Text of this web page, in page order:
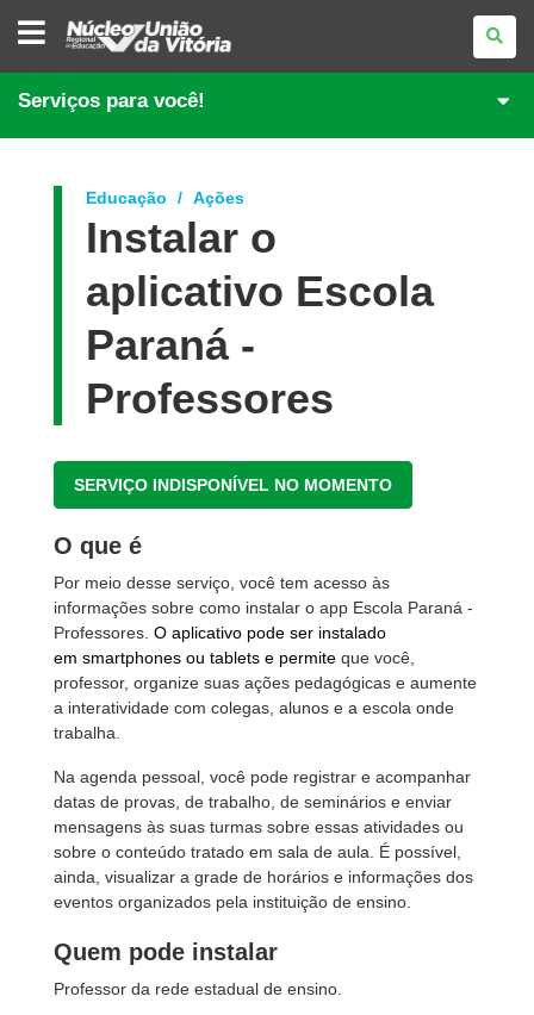
NÚCLEO
REGIONAL
EDUCAÇÃO
DE
UNIÃO
VITÓRIA
Serviços para você!
Educação Ações
Instalar o
aplicativo Escola
Paraná -
Professores
SERVIÇO INDISPONÍVEL NO MOMENTO
O que é
Por meio desse serviço, você tem acesso às
informações sobre como instalar o app Escola Paraná -
Professores. O aplicativo pode ser instalado
em smartphones ou tablets e permite que você,
professor, organize suas ações pedagógicas e aumente
a interatividade com colegas, alunos e a escola onde
trabalha.
Na agenda pessoal, você pode registrar e acompanhar
datas de provas, de trabalho, de seminários e enviar
mensagens às suas turmas sobre essas atividades ou
sobre o conteúdo tratado em sala de aula. É possível,
ainda, visualizar a grade de horários e informações dos
eventos organizados pela instituição de ensino.
Quem pode instalar
Professor da rede estadual de ensino.